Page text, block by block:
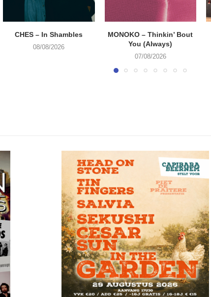
CHES – In Shambles
08/08/2026
MONOKO – Thinkin’ Bout
You (Always)
07/08/2026